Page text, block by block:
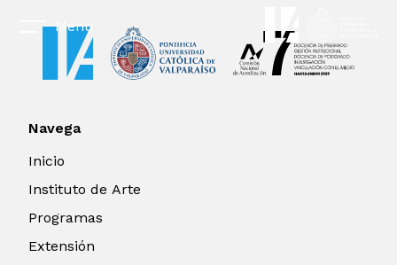
Menú
Navega
Inicio
Instituto de Arte
Programas
Extensión